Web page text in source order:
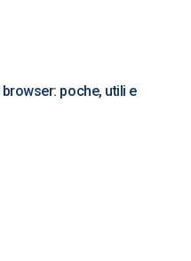
poche, utili e